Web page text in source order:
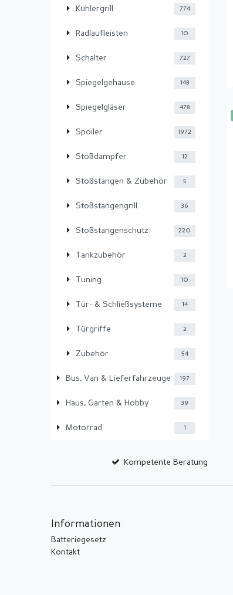
Kühlergrill 774
Radlaufleisten 10
Schalter 727
Spiegelgehäuse 148
Spiegelgläser 478
Spoiler 1972
Stoßdämpfer 12
Stoßstangen & Zubehör 5
Stoßstangengrill 36
Stoßstangenschutz 220
Tankzubehör 2
Tuning 10
Tür- & Schließsysteme 14
Türgriffe 2
Zubehör 54
Bus, Van & Lieferfahrzeuge 197
Haus, Garten & Hobby 39
Motorrad 1
Kompetente Beratung
Informationen
Batteriegesetz
Kontakt